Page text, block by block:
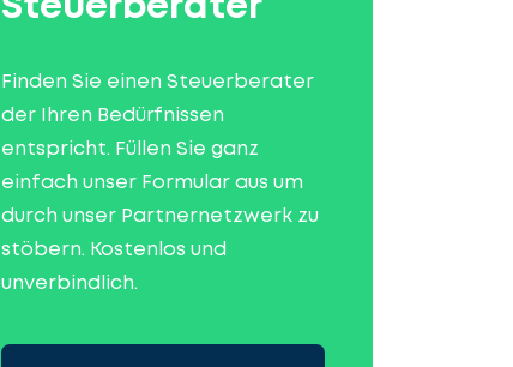
Steuerberater
Finden Sie einen Steuerberater
der Ihren Bedürfnissen
entspricht. Füllen Sie ganz
einfach unser Formular aus um
durch unser Partnernetzwerk zu
stöbern. Kostenlos und
unverbindlich.